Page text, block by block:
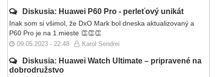
Diskusia: Huawei P60 Pro - perleťový unikát
Inak som si všimol, že DxO Mark bol dneska aktualizovaný a
P60 Pro je na 1.mieste 👏👏👏
09.05.2023 - 22:48 Karol Sendrei
Diskusia: Huawei Watch Ultimate – pripravené na
dobrodružstvo